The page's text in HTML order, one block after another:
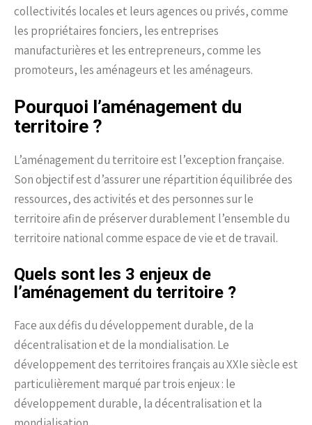
collectivités locales et leurs agences ou privés, comme
les propriétaires fonciers, les entreprises
manufacturières et les entrepreneurs, comme les
promoteurs, les aménageurs et les aménageurs.
Pourquoi l’aménagement du
territoire ?
L’aménagement du territoire est l’exception française.
Son objectif est d’assurer une répartition équilibrée des
ressources, des activités et des personnes sur le
territoire afin de préserver durablement l’ensemble du
territoire national comme espace de vie et de travail.
Quels sont les 3 enjeux de
l’aménagement du territoire ?
Face aux défis du développement durable, de la
décentralisation et de la mondialisation. Le
développement des territoires français au XXIe siècle est
particulièrement marqué par trois enjeux : le
développement durable, la décentralisation et la